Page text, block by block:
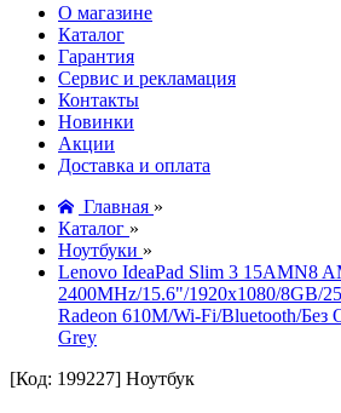
О магазине
Каталог
Гарантия
Сервис и рекламация
Контакты
Новинки
Акции
Доставка и оплата
Главная »
Каталог »
Ноутбуки »
Lenovo IdeaPad Slim 3 15AMN8
2400MHz/15.6"/1920x1080/8GB/
Radeon 610M/Wi-Fi/Bluetooth/
Grey
[Код: 199227] Ноутбук